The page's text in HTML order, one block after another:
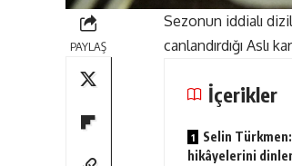
PAYLAŞ
Sezonun iddialı
canlandırdığı
İçerikler
Selin
hikâyelerini